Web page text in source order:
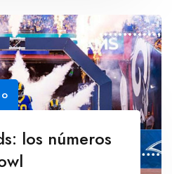
Stadium: Jared Goff,
Brady, de 41. Los
los números